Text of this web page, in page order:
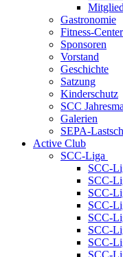
Gastronomie
Fitness-Center
Sponsoren
Vorstand
Geschichte
Satzung
Kinderschutz
SCC
Galerien
SEPA-
Active Club
SCC-Liga
SCC-
SCC-
SCC-
SCC-
SCC-
SCC-
SCC-